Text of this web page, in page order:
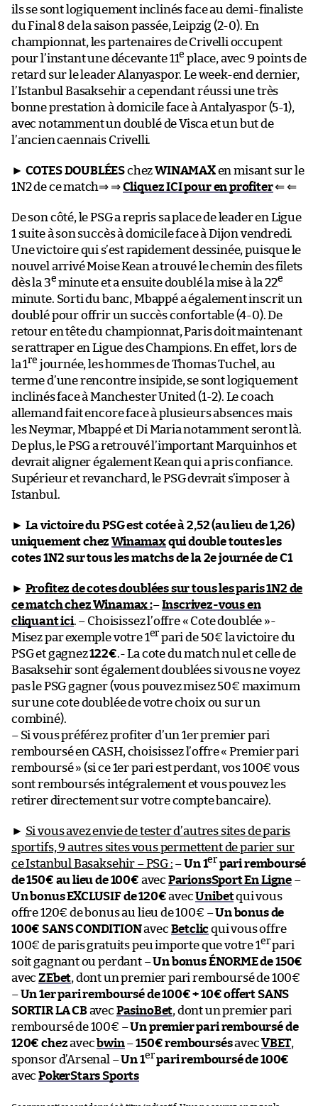
ils se sont logiquement inclinés face au demi-finaliste
du Final 8 de la saison passée, Leipzig (2-0). En
championnat, les partenaires de Crivelli occupent
pour l’instant une décevante 11e place, avec 9 points de
retard sur le leader Alanyaspor. Le week-end dernier,
l’Istanbul Basaksehir a cependant réussi une très
bonne prestation à domicile face à Antalyaspor (5-1),
avec notamment un doublé de Visca et un but de
l’ancien caennais Crivelli.
► COTES DOUBLÉESchezWINAMAXen misant sur le
1N2 de ce match⇒ ⇒Cliquez ICI pour en profiter⇐ ⇐
De son côté, le PSG a repris sa place de leader en Ligue
1 suite à son succès à domicile face à Dijon vendredi.
Une victoire qui s’est rapidement dessinée, puisque le
nouvel arrivé Moise Kean a trouvé le chemin des filets
dès la 3e minute et a ensuite doublé la mise à la 22e
minute. Sorti du banc, Mbappé a également inscrit un
doublé pour offrir un succès confortable (4-0). De
retour en tête du championnat, Paris doit maintenant
se rattraper en Ligue des Champions. En effet, lors de
la 1re journée, les hommes de Thomas Tuchel, au
terme d’une rencontre insipide, se sont logiquement
inclinés face à Manchester United (1-2). Le coach
allemand fait encore face à plusieurs absences mais
les Neymar, Mbappé et Di Maria notamment seront là.
De plus, le PSG a retrouvé l’important Marquinhos et
devrait aligner également Kean qui a pris confiance.
Supérieur et revanchard, le PSG devrait s’imposer à
Istanbul.
► La victoire du PSG est cotée à 2,52 (au lieu de 1,26)
uniquement chezWinamaxqui double toutes les
cotes 1N2 sur tous les matchs de la 2e journée de C1
► Profitez de cotes doublées sur tous les paris 1N2 de
ce match chez Winamax :–Inscrivez-vous en
cliquant ici. – Choisissez l’offre « Cote doublée »-
Misez par exemple votre 1er pari de 50€ la victoire du
PSG et gagnez122€.- La cote du match nul et celle de
Basaksehir sont également doublées si vous ne voyez
pas le PSG gagner (vous pouvez misez 50€ maximum
sur une cote doublée de votre choix ou sur un
combiné).
– Si vous préférez profiter d’un 1er premier pari
remboursé en CASH, choisissez l’offre « Premier pari
remboursé » (si ce 1er pari est perdant, vos 100€ vous
sont remboursés intégralement et vous pouvez les
retirer directement sur votre compte bancaire).
► Si vous avez envie de tester d’autres sites de paris
sportifs, 9 autres sites vous permettent de parier sur
ce Istanbul Basaksehir – PSG : –Un 1er pari remboursé
de 150€ au lieu de 100€ avec ParionsSport En Ligne –
Un bonus EXCLUSIF de 120€avecUnibetqui vous
offre 120€ de bonus au lieu de 100€ –Un bonus de
100€ SANS CONDITIONavec Betclicqui vous offre
100€ de paris gratuits peu importe que votre 1erpari
soit gagnant ou perdant –Un bonus ÉNORME de 150€
avecZEbet, dont un premier pari remboursé de 100€
–Un 1er pari remboursé de 100€ + 10€ offert SANS
SORTIR LA CBavec PasinoBet, dont un premier pari
remboursé de 100€ –Un premier pari remboursé de
120€ chezavecbwin–150€ remboursésavecVBET,
sponsor d’Arsenal –Un 1erpari remboursé de 100€
avecPokerStars Sports